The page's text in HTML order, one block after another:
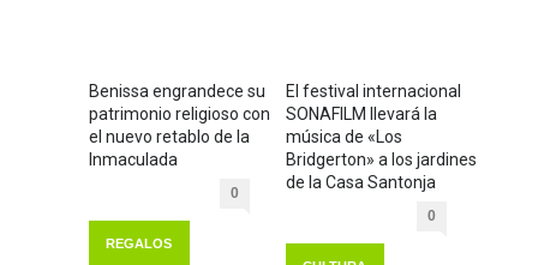
Benissa engrandece su
patrimonio religioso con
el nuevo retablo de la
Inmaculada
0
REGALOS
El festival internacional
SONAFILM llevará la
música de «Los
Bridgerton» a los jardines
de la Casa Santonja
0